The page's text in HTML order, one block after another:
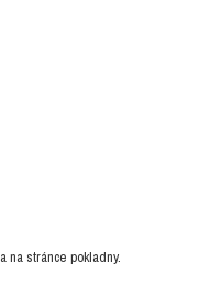
na stránce pokladny.